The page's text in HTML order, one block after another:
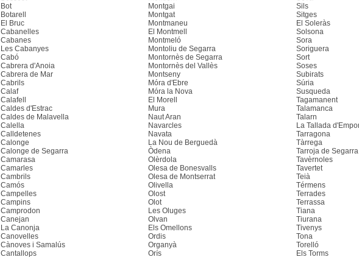
Bot
Botarell
El Bruc
Cabanelles
Cabanes
Les Cabanyes
Cabó
Cabrera d'Anoia
Cabrera de Mar
Cabrils
Calaf
Calafell
Caldes d'Estrac
Caldes de Malavella
Calella
Calldetenes
Calonge
Calonge de Segarra
Camarasa
Camarles
Cambrils
Camós
Campelles
Campins
Camprodon
Canejan
La Canonja
Canovelles
Cànoves i Samalús
Cantallops
Montgai
Montgat
Montmaneu
El Montmell
Montmeló
Montoliu de Segarra
Montornès de Segarra
Montornès del Vallès
Montseny
Móra d'Ebre
Móra la Nova
El Morell
Mura
Naut Aran
Navarcles
Navata
La Nou de Berguedà
Òdena
Olèrdola
Olesa de Bonesvalls
Olesa de Montserrat
Olivella
Olost
Olot
Les Oluges
Olvan
Els Omellons
Ordis
Organyà
Orís
Sils
Sitges
El Soleràs
Solsona
Sora
Soriguera
Sort
Soses
Subirats
Súria
Susqueda
Tagamanent
Talamanca
Talarn
La Tallada
Tarragona
Tàrrega
Tarroja de Segarra
Tavèrnoles
Tavertet
Teià
Térmens
Terrades
Terrassa
Tiana
Tiurana
Tivenys
Tona
Torelló
Els Torms